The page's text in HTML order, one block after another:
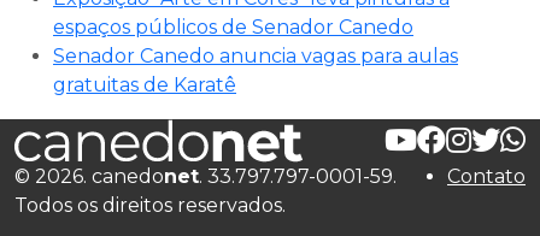
espaços públicos de Senador Canedo
Senador Canedo anuncia vagas para aulas
gratuitas de Karatê
© 2026. canedonet. 33.797.797-0001-59.
Todos os direitos reservados.
Contato